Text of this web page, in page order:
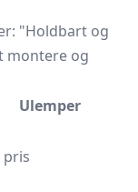
"Holdbart og
montere og
Ulemper
pris